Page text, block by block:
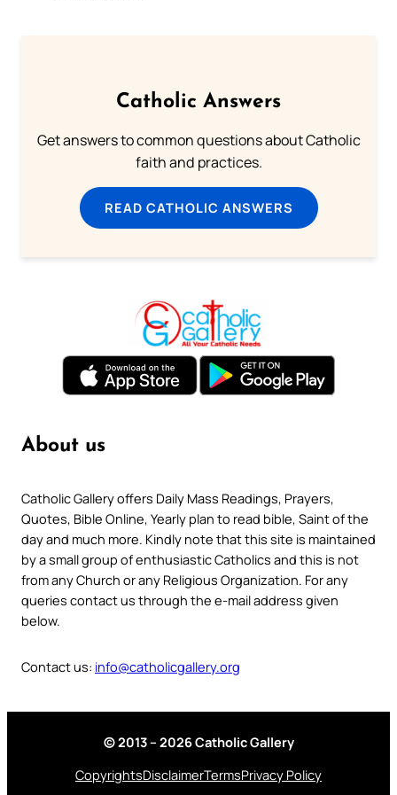
Catholic Answers
Get answers to common questions about Catholic
faith and practices.
READ CATHOLIC ANSWERS
About us
Catholic Gallery offers Daily Mass Readings, Prayers,
Quotes, Bible Online, Yearly plan to read bible, Saint of the
day and much more. Kindly note that this site is maintained
by a small group of enthusiastic Catholics and this is not
from any Church or any Religious Organization. For any
queries contact us through the e-mail address given
below.
Contact us: info@catholicgallery.org
© 2013 – 2026 Catholic Gallery
CopyrightsDisclaimerTermsPrivacy Policy